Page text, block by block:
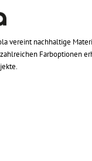
vereint nachhaltige
Farboptionen